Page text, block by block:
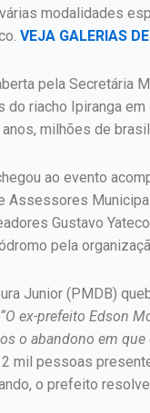
modalidades
VEJA GALERIAS
pela Secretária
do riacho Ipiranga
milhões de
ao evento
Assessores
Gustavo
pela
Junior (PMDB)
“O ex-prefeito Edson
o abandono em
mil pessoas
o prefeito